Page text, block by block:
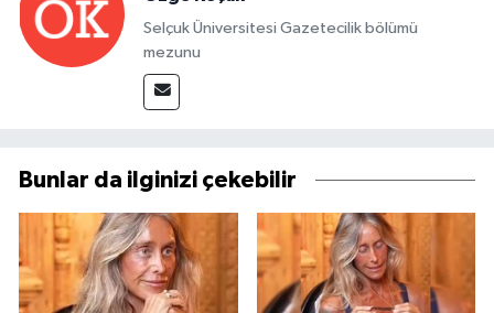
Selçuk Üniversitesi Gazetecilik bölümü
mezunu
Bunlar da ilginizi çekebilir